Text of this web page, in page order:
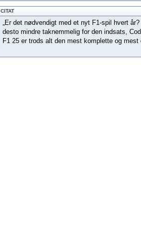
CITAT
„Er det nødvendigt med et nyt F1-spil hvert
desto mindre taknemmelig for den indsats,
F1 25 er trods alt den mest komplette og